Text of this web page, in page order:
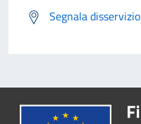
Segnala disservizio